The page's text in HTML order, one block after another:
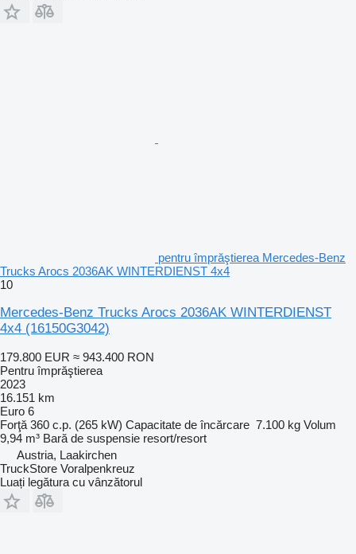
pentru împrăştierea Mercedes-Benz
Trucks Arocs 2036AK WINTERDIENST 4x4
10
Mercedes-Benz Trucks Arocs 2036AK WINTERDIENST
4x4 (16150G3042)
179.800 EUR ≈ 943.400 RON
Pentru împrăştierea
2023
16.151 km
Euro 6
Forţă 360 c.p. (265 kW) Capacitate de încărcare 7.100 kg Volum
9,94 m³ Bară de suspensie resort/resort
Austria, Laakirchen
TruckStore Voralpenkreuz
Luați legătura cu vânzătorul